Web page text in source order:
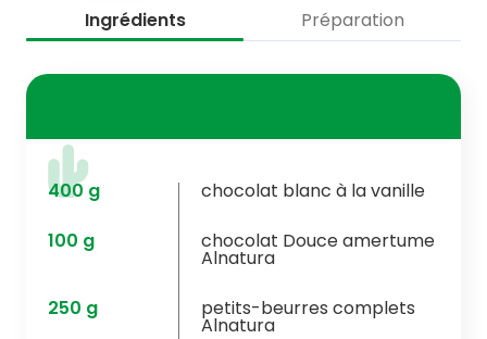
Ingrédients Préparation
400 g
chocolat blanc à la vanille
100 g chocolat Douce amertume
Alnatura
250 g petits-beurres complets
Alnatura